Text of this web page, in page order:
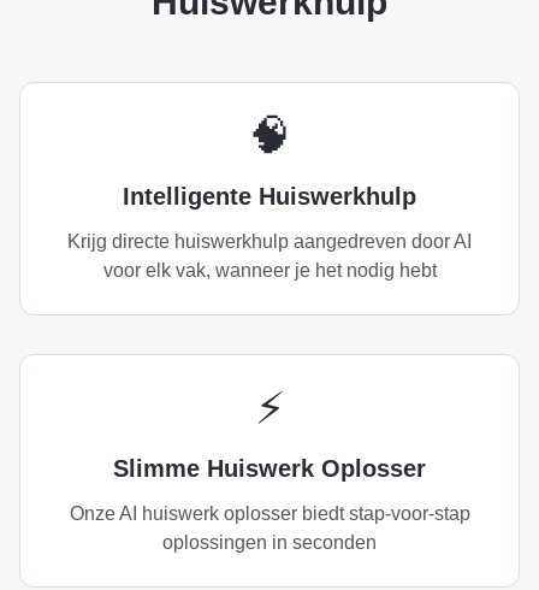
🧠
Intelligente Huiswerkhulp
Krijg directe huiswerkhulp aangedreven door AI
voor elk vak, wanneer je het nodig hebt
⚡
Slimme Huiswerk Oplosser
Onze AI huiswerk oplosser biedt stap-voor-stap
oplossingen in seconden